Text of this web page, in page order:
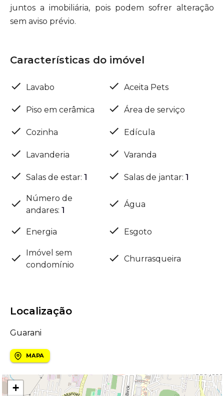
juntos a imobiliária, pois podem sofrer alteração
sem aviso prévio.
Características do imóvel
Lavabo Aceita Pets
Piso em cerâmica Área de serviço
Cozinha Edícula
Lavanderia Varanda
Salas de estar: 1 Salas de jantar: 1
Número de
andares: 1
Água
Energia Esgoto
Imóvel sem
condomínio
Churrasqueira
Localização
Guarani
MAPA
+